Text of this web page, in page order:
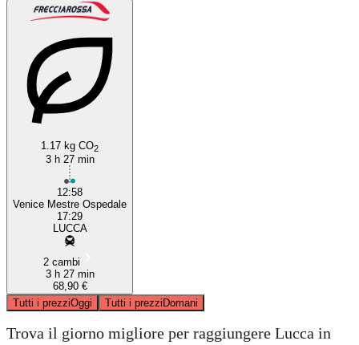
1.17 kg CO2
3 h 27 min
12:58
Venice Mestre Ospedale
17:29
LUCCA
2 cambi
3 h 27 min
68,90 €
Tutti i prezziOggi Tutti i prezziDomani
Trova il giorno migliore per raggiungere Lucca in